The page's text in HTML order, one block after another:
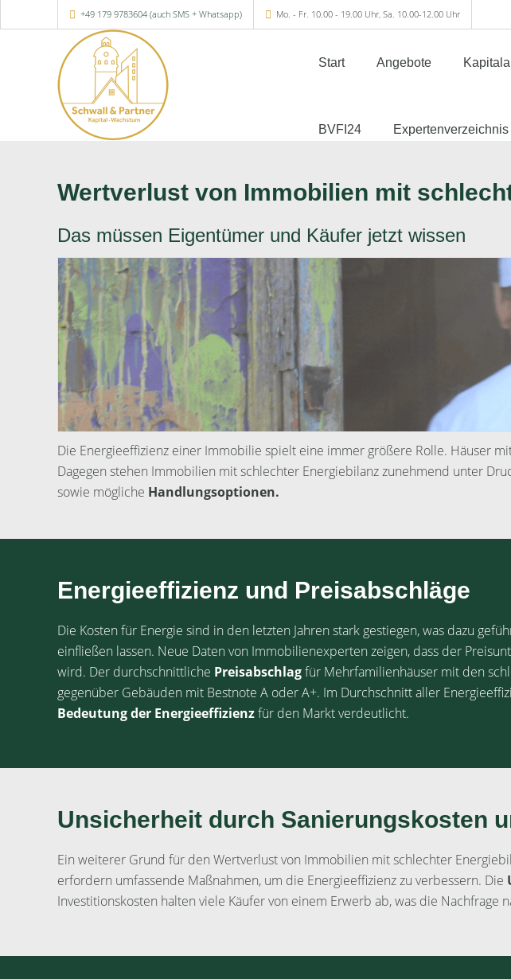
+49 179 9783604 (auch SMS + Whatsapp) Mo. - Fr. 10.00 - 19.00 Uhr, Sa. 10.00-12.00 Uhr
Start Angebote
BVFI24 Expertenverzeichnis
Wertverlust von Immobilien mit
Das müssen Eigentümer und Käufer jetzt wissen
Die Energieeffizienz einer Immobilie spielt eine immer größere Rolle. Häuser
Dagegen stehen Immobilien mit schlechter Energiebilanz zunehmend unter
sowie mögliche Handlungsoptionen.
Energieeffizienz und Preisabschläge
Die Kosten für Energie sind in den letzten Jahren stark gestiegen, was dazu
einfließen lassen. Neue Daten von Immobilienexperten zeigen, dass der
wird. Der durchschnittliche Preisabschlagfür Mehrfamilienhäuser mit den
gegenüber Gebäuden mit Bestnote A oder A+. Im Durchschnitt aller
Bedeutung der Energieeffizienzfür den Markt verdeutlicht.
Unsicherheit durch Sanierungskosten
Ein weiterer Grund für den Wertverlust von Immobilien mit schlechter
erfordern umfassende Maßnahmen, um die Energieeffizienz zu verbessern. Die
Investitionskosten halten viele Käufer von einem Erwerb ab, was die